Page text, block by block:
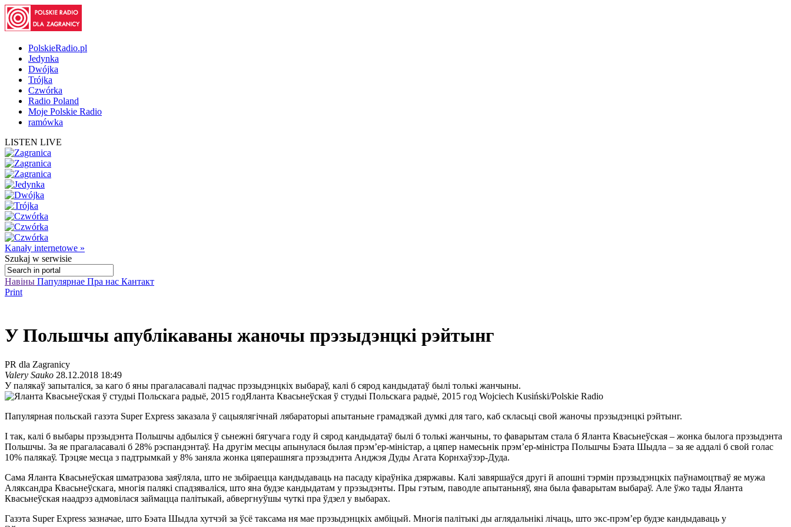
PolskieRadio.pl
Jedynka
Dwójka
Trójka
Czwórka
Radio Poland
Moje Polskie Radio
ramówka
LISTEN LIVE
Kanały internetowe »
Szukaj w serwisie
Навіны Папулярнае Пра нас Кантакт
Print
У Польшчы апублікаваны жаночы прэзыдэнцкі рэйтынг
PR dla Zagranicy
Valery Sauko 28.12.2018 18:49
У палякаў запыталіся, за каго б яны прагаласавалі падчас прэзыдэнцкіх выбараў, калі б сярод кандыдатаў былі толькі жанчыны.
Яланта Квасьнеўская ў студыі Польскага радыё, 2015 год Wojciech Kusiński/Polskie Radio
Папулярная польскай газэта Super Express заказала ў сацыялягічнай лябараторыі апытаньне грамадзкай думкі для таго, каб скласьці свой жаночы прэзыдэнцкі рэйтынг.
І так, калі б выбары прэзыдэнта Польшчы адбыліся ў сьнежні бягучага году й сярод кандыдатаў былі б толькі жанчыны, то фаварытам стала б Яланта Квасьнеўская – жонка былога прэзыдэнта
Польшчы. За яе прагаласавалі б 28% рэспандэнтаў. На другім месцы апынулася былая прэм’ер-міністар, а цяпер намесьнік прэм’ер-міністра Польшчы Бэата Шыдла – за яе аддалі б свой голас
10% палякаў. Трэцяе месца з падтрымкай у 8% заняла жонка цяперашняга прэзыдэнта Анджэя Дуды Агата Корнхаўзэр-Дуда.
Сама Яланта Квасьнеўская шматразова заяўляла, што не зьбіраецца кандыдаваць на пасаду кіраўніка дзяржавы. Калі завяршаўся другі й апошні тэрмін прэзыдэнцкіх паўнамоцтваў яе мужа
Аляксандра Квасьнеўскага, многія палякі спадзяваліся, што яна будзе кандыдатам у прэзыдэнты. Пры гэтым, паводле апытаньняў, яна была фаварытам выбараў. Але ўжо тады Яланта
Квасьнеўская наадрэз адмовілася займацца палітыкай, абвергнуўшы чуткі пра ўдзел у выбарах.
Газэта Super Express зазначае, што Бэата Шыдла хутчэй за ўсё таксама ня мае прэзыдэнцкіх амбіцый. Многія палітыкі ды аглядальнікі лічаць, што экс-прэм’ер будзе кандыдаваць у